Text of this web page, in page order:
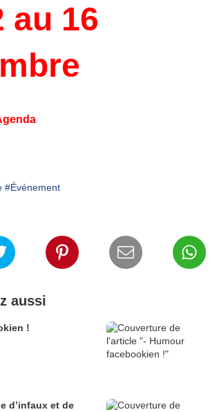
au 16
#Événement
aussi
!
d’infaux et de